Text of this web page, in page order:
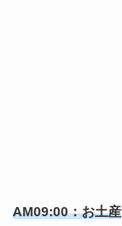
AM09:00：お土産